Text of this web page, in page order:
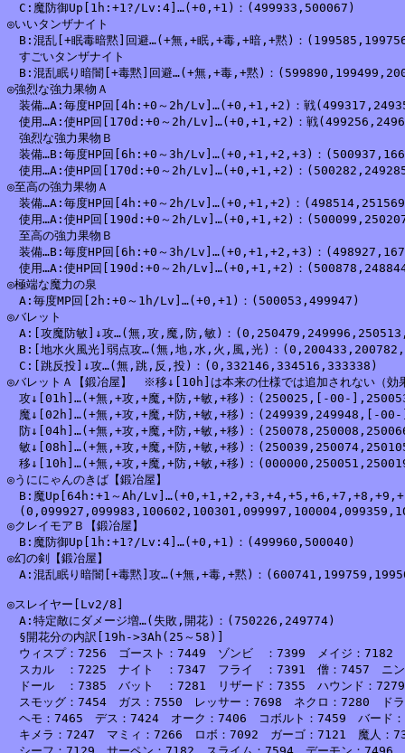
C:魔防御Up[1h:+1?/Lv:4]…(+0,+1)：(499933,500067)
◎いいタンザナイト
B:混乱[+眠毒暗黙]回避…(+無,+眠,+毒,+暗,+黙)：
すごいタンザナイト
B:混乱眠り暗闇[+毒黙]回避…(+無,+毒,+黙)：
◎強烈な強力果物Ａ
装備…A:毎度HP回[4h:+0～2h/Lv]…(+0,+1,+2)：戦
使用…A:使HP回[170d:+0～2h/Lv]…(+0,+1,+2)：戦
強烈な強力果物Ｂ
装備…B:毎度HP回[6h:+0～3h/Lv]…(+0,+1,+2,+3)：
使用…A:使HP回[170d:+0～2h/Lv]…(+0,+1,+2)：
◎至高の強力果物Ａ
装備…A:毎度HP回[4h:+0～2h/Lv]…(+0,+1,+2)：
使用…A:使HP回[190d:+0～2h/Lv]…(+0,+1,+2)：
至高の強力果物Ｂ
装備…B:毎度HP回[6h:+0～3h/Lv]…(+0,+1,+2,+3)：
使用…A:使HP回[190d:+0～2h/Lv]…(+0,+1,+2)：
◎極端な魔力の泉
A:毎度MP回[2h:+0～1h/Lv]…(+0,+1)：(500053,499947)
◎バレット
A:[攻魔防敏]↓攻…(無,攻,魔,防,敏)：
B:[地水火風光]弱点攻…(無,地,水,火,風,光)：
C:[跳反投]↓攻…(無,跳,反,投)：(0,332146,334516,333338)
◎バレットＡ【鍛冶屋】　※移↓[10h]は本来の仕様では追加されない（効
攻↓[01h]…(+無,+攻,+魔,+防,+敏,+移)：(250025,[-00-
魔↓[02h]…(+無,+攻,+魔,+防,+敏,+移)：(249939,249948,[-
防↓[04h]…(+無,+攻,+魔,+防,+敏,+移)：
敏↓[08h]…(+無,+攻,+魔,+防,+敏,+移)：
移↓[10h]…(+無,+攻,+魔,+防,+敏,+移)：
◎うににゃんのきば【鍛冶屋】
B:魔Up[64h:+1～Ah/
◎クレイモアＢ【鍛冶屋】
B:魔防御Up[1h:+1?/Lv:4]…(+0,+1)：(499960,500040)
◎幻の剣【鍛冶屋】
A:混乱眠り暗闇[+毒黙]攻…(+無,+毒,+黙)：
◎スレイヤー[Lv2/8]
A:特定敵にダメージ増…(失敗,開花)：(750226,249774)
§開花分の内訳[19h->3Ah(25～58)]
ウィスプ：7256　ゴースト：7449　ゾンビ　：7399　メイジ：7182
スカル　：7225　ナイト　：7347　フライ　：7391　僧：7457　ニ
ドール　：7385　バット　：7281　リザード：7355　ハウンド：
スモッグ：7454　ガス：7550　レッサー：7698　ネクロ：7280　ド
ヘモ：7465　デス：7424　オーク：7406　コボルト：7459　バード
キメラ：7247　マミィ：7266　ロボ：7092　ガーゴ：7121　魔人：